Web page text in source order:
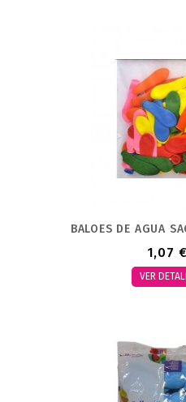
BALOES DE AGUA
1,07 €
VER